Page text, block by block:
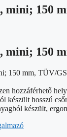
mini; 150
mini; 150
150 mm, TÜV/
hozzáférhető
készült hosszú
készült,